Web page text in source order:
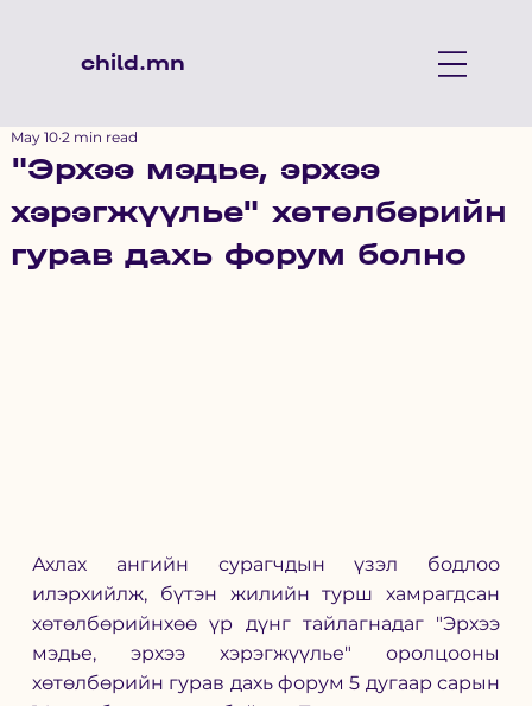
child.mn
"Эрхээ мэдье, эрхээ
хэрэгжүүлье" хөтөлбөрийн
гурав дахь форум болно
May 10 2 min read
Ахлах ангийн сурагчдын үзэл бодлоо
илэрхийлж, бүтэн жилийн турш хамрагдсан
хөтөлбөрийнхөө үр дүнг тайлагнадаг "Эрхээ
мэдье, эрхээ хэрэгжүүлье" оролцооны
хөтөлбөрийн гурав дахь форум 5 дугаар сарын